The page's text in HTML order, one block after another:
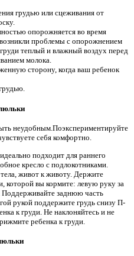
грудью или сцеживания от
опорожняется во время
проблемы с опорожнением
теплый и влажный воздух перед
молока.
сторону, когда ваш ребенок
неудобным.Поэкспериментируйте
себя комфортно.
подходит для раннего
кресло с подлокотниками.
живот к животу. Держите
которой вы кормите: левую руку за
заднюю часть
рукой поддержите грудь снизу П-
к груди. Не наклоняйтесь и не
ребенка к груди.